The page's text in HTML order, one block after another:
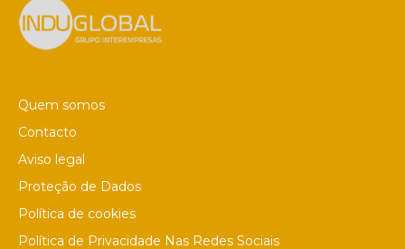
Quem somos
Contacto
Aviso legal
Proteção de Dados
Política de cookies
Política de Privacidade Nas Redes Sociais